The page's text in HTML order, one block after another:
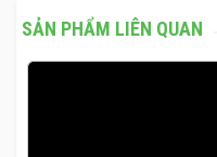
SẢN PHẨM LIÊN QUAN